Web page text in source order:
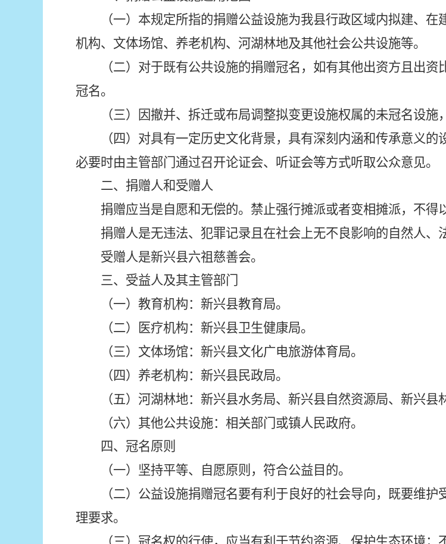
（一）本规定所指的捐赠公益设施为我县行政区域内拟建、
机构、文体场馆、养老机构、河湖林地及其他社会公共设施等。
（二）对于既有公共设施的捐赠冠名，如有其他出资方且出资
冠名。
（三）因撤并、拆迁或布局调整拟变更设施权属的未冠名设施
（四）对具有一定历史文化背景，具有深刻内涵和传承意义
必要时由主管部门通过召开论证会、听证会等方式听取公众意见。
二、捐赠人和受赠人
捐赠应当是自愿和无偿的。禁止强行摊派或者变相摊派，不得
捐赠人是无违法、犯罪记录且在社会上无不良影响的自然人、
受赠人是新兴县六祖慈善会。
三、受益人及其主管部门
（一）教育机构：新兴县教育局。
（二）医疗机构：新兴县卫生健康局。
（三）文体场馆：新兴县文化广电旅游体育局。
（四）养老机构：新兴县民政局。
（五）河湖林地：新兴县水务局、新兴县自然资源局、新兴县
（六）其他公共设施：相关部门或镇人民政府。
四、冠名原则
（一）坚持平等、自愿原则，符合公益目的。
（二）公益设施捐赠冠名要有利于良好的社会导向，既要维
理要求。